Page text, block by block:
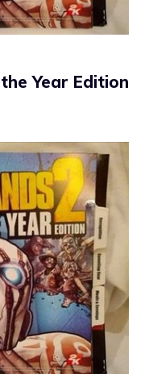
Year Edition